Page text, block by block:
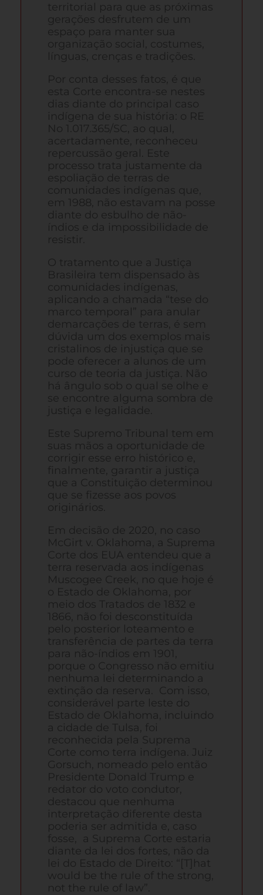
territorial para que as próximas
gerações desfrutem de um
espaço para manter sua
organização social, costumes,
línguas, crenças e tradições.
Por conta desses fatos, é que
esta Corte encontra-se nestes
dias diante do principal caso
indígena de sua história: o RE
No 1.017.365/SC, ao qual,
acertadamente, reconheceu
repercussão geral. Este
processo trata justamente da
espoliação de terras de
comunidades indígenas que,
em 1988, não estavam na posse
diante do esbulho de não-
índios e da impossibilidade de
resistir.
O tratamento que a Justiça
Brasileira tem dispensado às
comunidades indígenas,
aplicando a chamada “tese do
marco temporal” para anular
demarcações de terras, é sem
dúvida um dos exemplos mais
cristalinos de injustiça que se
pode oferecer a alunos de um
curso de teoria da justiça. Não
há ângulo sob o qual se olhe e
se encontre alguma sombra de
justiça e legalidade.
Este Supremo Tribunal tem em
suas mãos a oportunidade de
corrigir esse erro histórico e,
finalmente, garantir a justiça
que a Constituição determinou
que se fizesse aos povos
originários.
Em decisão de 2020, no caso
McGirt v. Oklahoma, a Suprema
Corte dos EUA entendeu que a
terra reservada aos indígenas
Muscogee Creek, no que hoje é
o Estado de Oklahoma, por
meio dos Tratados de 1832 e
1866, não foi desconstituída
pelo posterior loteamento e
transferência de partes da terra
para não-índios em 1901,
porque o Congresso não emitiu
nenhuma lei determinando a
extinção da reserva. Com isso,
considerável parte leste do
Estado de Oklahoma, incluindo
a cidade de Tulsa, foi
reconhecida pela Suprema
Corte como terra indígena. Juiz
Gorsuch, nomeado pelo então
Presidente Donald Trump e
redator do voto condutor,
destacou que nenhuma
interpretação diferente desta
poderia ser admitida e, caso
fosse, a Suprema Corte estaria
diante da lei dos fortes, não da
lei do Estado de Direito: “[T]hat
would be the rule of the strong,
not the rule of law”.